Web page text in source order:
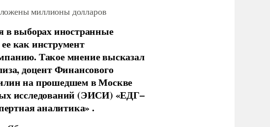
миллионы долларов
в выборах иностранные
как инструмент
Такое мнение высказал
доцент Финансового
на прошедшем в Москве
исследований (ЭИСИ) «ЕДГ–
аналитика» .